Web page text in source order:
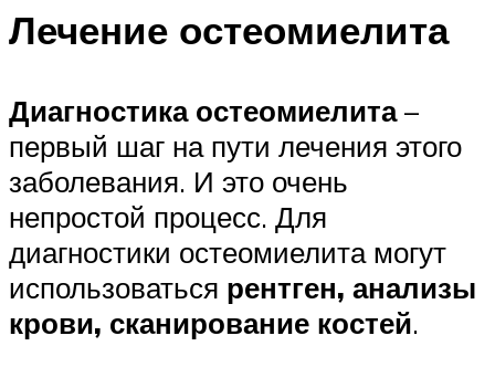
Лечение остеомиелита
Диагностика остеомиелита–
первый шаг на пути лечения этого
заболевания. И это очень
непростой процесс. Для
диагностики остеомиелита могут
использоваться рентген, анализы
крови, сканирование костей.